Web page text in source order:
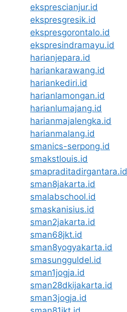
eksprescianjur.id
ekspresgresik.id
ekspresgorontalo.id
ekspresindramayu.id
harianjepara.id
hariankarawang.id
hariankediri.id
harianlamongan.id
harianlumajang.id
harianmajalengka.id
harianmalang.id
smanics-serpong.id
smakstlouis.id
smapraditadirgantara.id
sman8jakarta.id
smalabschool.id
smaskanisius.id
sman2jakarta.id
sman68jkt.id
sman8yogyakarta.id
smasungguldel.id
sman1jogja.id
sman28dkijakarta.id
sman3jogja.id